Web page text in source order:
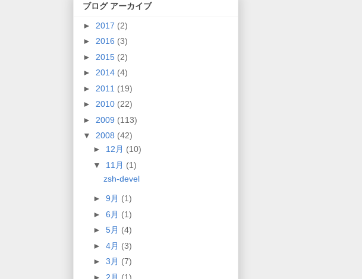
ブログ アーカイブ
► 2017 (2)
► 2016 (3)
► 2015 (2)
► 2014 (4)
► 2011 (19)
► 2010 (22)
► 2009 (113)
▼ 2008 (42)
► 12月 (10)
▼ 11月 (1)
zsh-devel
► 9月 (1)
► 6月 (1)
► 5月 (4)
► 4月 (3)
► 3月 (7)
► 2月 (1)